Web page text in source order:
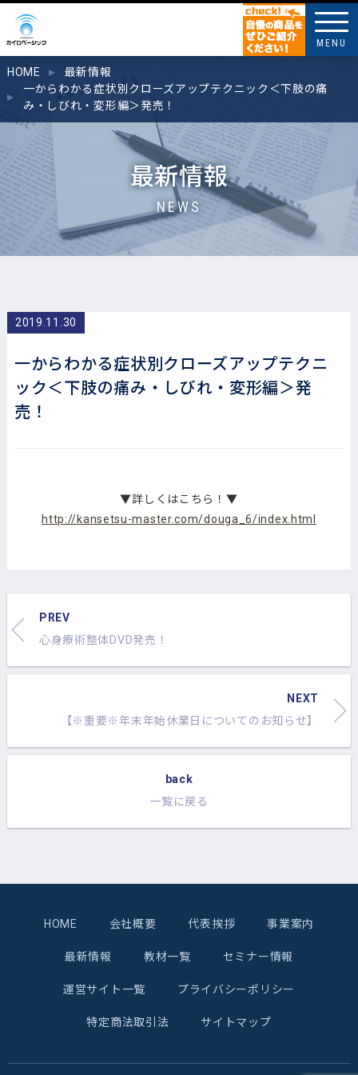
MENU
HOME
最新情報
一からわかる症状別クローズアップテクニック＜下肢の痛
み・しびれ・変形編＞発売！
最新情報
NEWS
2019.11.30
一からわかる症状別クローズアップテクニ
ック＜下肢の痛み・しびれ・変形編＞発
売！
▼詳しくはこちら！▼
http://kansetsu-master.com/douga_6/index.html
PREV
心身療術整体DVD発売！
NEXT
【※重要※年末年始休業日についてのお知らせ】
back
一覧に戻る
HOME 会社概要 代表挨拶 事業案内
最新情報 教材一覧 セミナー情報
運営サイト一覧 プライバシーポリシー
特定商法取引法 サイトマップ